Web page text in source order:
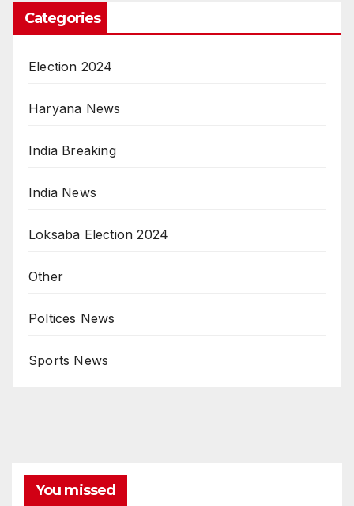
Categories
Election 2024
Haryana News
India Breaking
India News
Loksaba Election 2024
Other
Poltices News
Sports News
You missed